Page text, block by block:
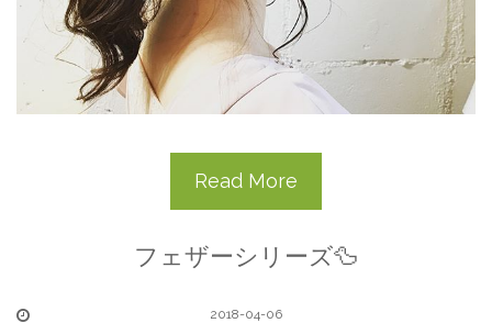
Read More
フェザーシリーズ🦆
2018-04-06